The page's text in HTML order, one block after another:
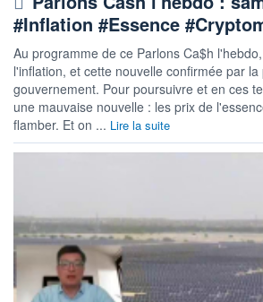
#Inflation #Essence
Au programme de ce Parlons Ca$h
l'inflation, et cette nouvelle confirmée par
gouvernement. Pour poursuivre et en ces
une mauvaise nouvelle : les prix de
flamber. Et on ... Lire la suite